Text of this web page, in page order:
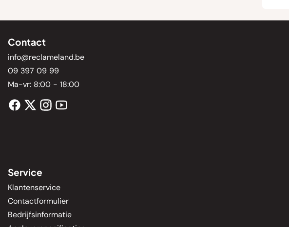
Contact
info@reclameland.be
09 397 09 99
Ma-vr: 8:00 - 18:00
Service
Klantenservice
Contactformulier
Bedrijfsinformatie